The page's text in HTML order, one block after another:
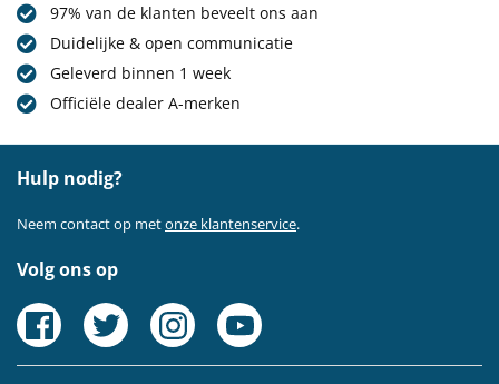
97% van de klanten beveelt ons aan
Duidelijke & open communicatie
Geleverd binnen 1 week
Officiële dealer A-merken
Hulp nodig?
Neem contact op metonze klantenservice.
Volg ons op